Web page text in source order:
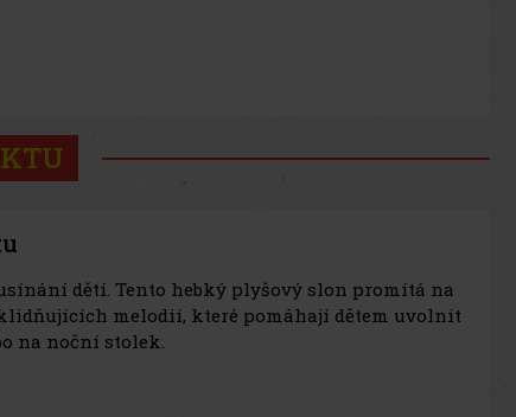
dětí. Tento hebký plyšový slon promítá na
melodií, které pomáhají dětem uvolnit
na noční stolek.